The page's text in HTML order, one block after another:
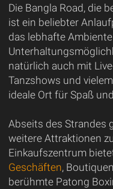
Die Bangla Road, die
ist ein beliebter
das lebhafte
natürlich auch mit
Tanzshows und
ideale Ort für Spaß
Abseits des Strandes
weitere Attraktionen
Einkaufszentrum
Geschäften,
berühmte Patong